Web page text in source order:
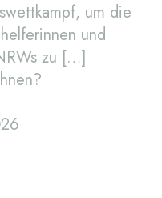
um die
und
zu […]